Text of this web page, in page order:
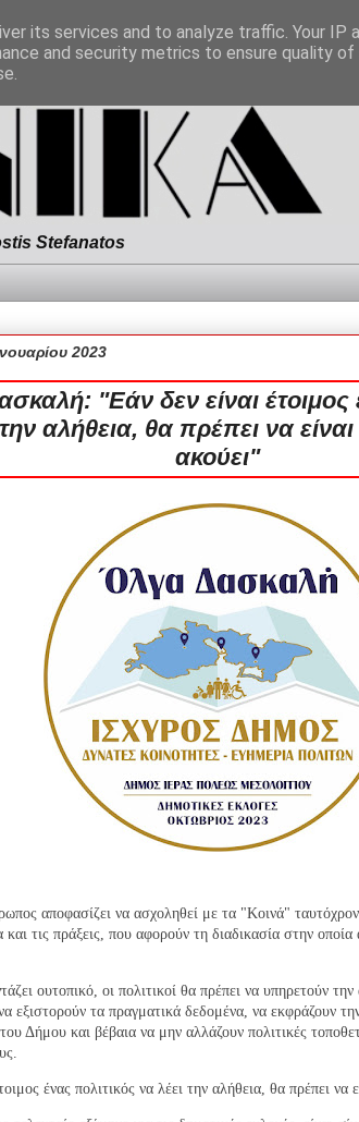
Stefanatos
2023
"Εάν δεν είναι έτοιμος
αλήθεια, θα πρέπει να
ακούει"
αποφασίζει να ασχοληθεί με τα "Κοινά"
και τις πράξεις, που αφορούν τη διαδικασία στην
ουτοπικό, οι πολιτικοί θα πρέπει να υπηρετούν την
εξιστορούν τα πραγματικά δεδομένα, να εκφράζουν
Δήμου και βέβαια να μην αλλάζουν πολιτικές
ένας πολιτικός να λέει την αλήθεια, θα πρέπει να
its services and to analyze traffic. Your IP
and security metrics to ensure quality of